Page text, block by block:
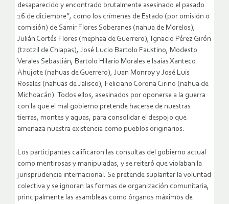
desaparecido y encontrado brutalmente asesinado el pasado
16 de diciembre”, como los crímenes de Estado (por omisión o
comisión) de Samir Flores Soberanes (nahua de Morelos),
Julián Cortés Flores (mephaa de Guerrero), Ignacio Pérez Girón
(tzotzil de Chiapas), José Lucio Bartolo Faustino, Modesto
Verales Sebastián, Bartolo Hilario Morales e Isaías Xanteco
Ahujote (nahuas de Guerrero), Juan Monroy y José Luis
Rosales (nahuas de Jalisco), Feliciano Corona Cirino (nahua de
Michoacán). Todos ellos, asesinados por oponerse a la guerra
con la que el mal gobierno pretende hacerse de nuestras
tierras, montes y aguas, para consolidar el despojo que
amenaza nuestra existencia como pueblos originarios.
Los participantes calificaron las consultas del gobierno actual
como mentirosas y manipuladas, y se reiteró que violaban la
jurisprudencia internacional. Se pretende suplantar la voluntad
colectiva y se ignoran las formas de organización comunitaria,
principalmente las asambleas como órganos máximos de